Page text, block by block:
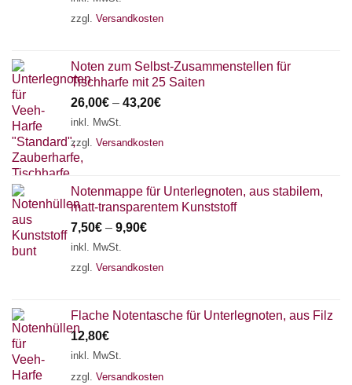
zzgl. Versandkosten
Noten zum Selbst-Zusammenstellen für
Tischharfe mit 25 Saiten
26,00€ – 43,20€
inkl. MwSt.
zzgl. Versandkosten
Notenmappe für Unterlegnoten, aus stabilem,
matt-transparentem Kunststoff
7,50€ – 9,90€
inkl. MwSt.
zzgl. Versandkosten
Flache Notentasche für Unterlegnoten, aus Filz
12,80€
inkl. MwSt.
zzgl. Versandkosten